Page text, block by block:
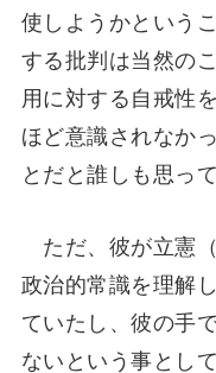
使しようかという
する批判は当然の
用に対する自戒性
ほど意識されなか
とだと誰しも思っ
ただ、彼が立憲
政治的常識を理解
ていたし、彼の手
ないという事とし